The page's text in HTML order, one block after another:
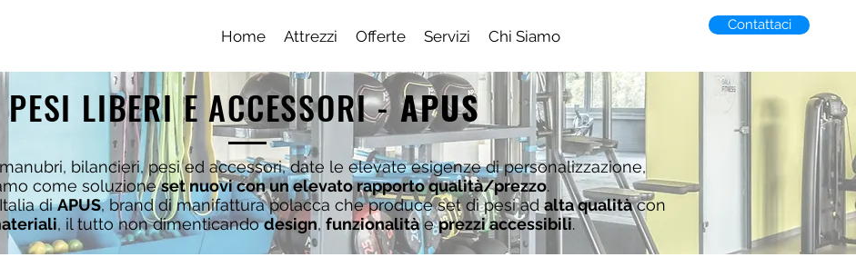
Home Attrezzi Offerte Servizi Chi Siamo
Contattaci
PESI LIBERI E ACCESSORI -APUS
bilancieri, pesi ed accessori, date le elevate esigenze di personalizzazione,
come soluzioneset nuovi con un elevato rapporto qualità/prezzo.
diAPUS, brand di manifattura polacca che produce set di pesi adalta qualitàcon
, il tutto non dimenticandodesign, funzionalitàeprezzi accessibili.